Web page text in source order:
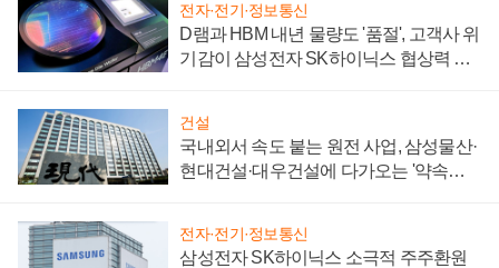
전자·전기·정보통신
D램과 HBM 내년 물량도 '품절', 고객사 위
기감이 삼성전자 SK하이닉스 협상력 더
건설
국내외서 속도 붙는 원전 사업, 삼성물산·
현대건설·대우건설에 다가오는 '약속의
전자·전기·정보통신
삼성전자 SK하이닉스 소극적 주주환원